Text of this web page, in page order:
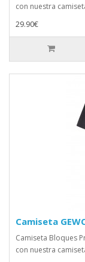
con nuestra
29.90€
Camiseta
Camiseta Bloques
con nuestra